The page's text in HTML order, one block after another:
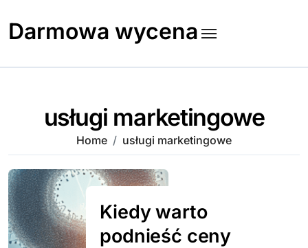
content
Darmowa wycena
usługi marketingowe
Home usługi marketingowe
Kiedy warto
podnieść ceny